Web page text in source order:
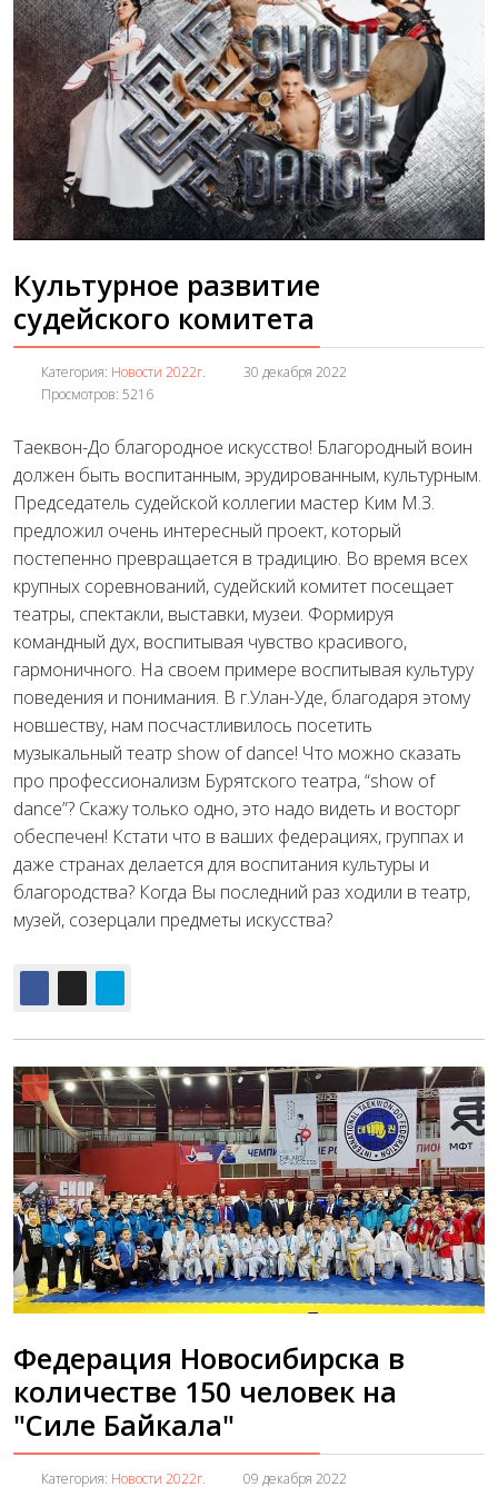
Культурное развитие
судейского комитета
Категория: Новости 2022г.
30 декабря 2022
Просмотров: 5216
Таеквон-До благородное искусство! Благородный воин
должен быть воспитанным, эрудированным, культурным.
Председатель судейской коллегии мастер Ким М.З.
предложил очень интересный проект, который
постепенно превращается в традицию. Во время всех
крупных соревнований, судейский комитет посещает
театры, спектакли, выставки, музеи. Формируя
командный дух, воспитывая чувство красивого,
гармоничного. На своем примере воспитывая культуру
поведения и понимания. В г.Улан-Уде, благодаря этому
новшеству, нам посчастливилось посетить
музыкальный театр show of dance! Что можно сказать
про профессионализм Бурятского театра, “show of
dance”? Скажу только одно, это надо видеть и восторг
обеспечен! Кстати что в ваших федерациях, группах и
даже странах делается для воспитания культуры и
благородства? Когда Вы последний раз ходили в театр,
музей, созерцали предметы искусства?
Федерация Новосибирска в
количестве 150 человек на
"Силе Байкала"
Категория: Новости 2022г. 09 декабря 2022